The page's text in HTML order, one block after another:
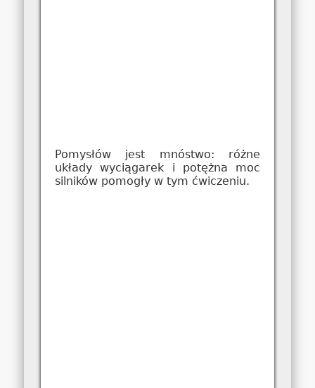
Pomysłów jest mnóstwo: różne
układy wyciągarek i potężna moc
silników pomogły w tym ćwiczeniu.